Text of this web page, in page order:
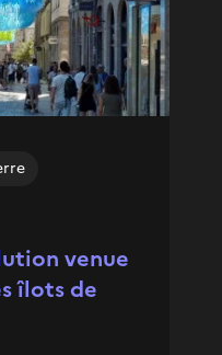
venue
îlots de